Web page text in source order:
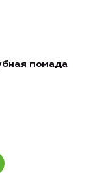
помада